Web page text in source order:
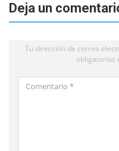
Deja un
Tu dirección de correo
obligatorios
Comentario